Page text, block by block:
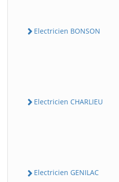
Electricien BONSON
Electricien CHARLIEU
Electricien GENILAC